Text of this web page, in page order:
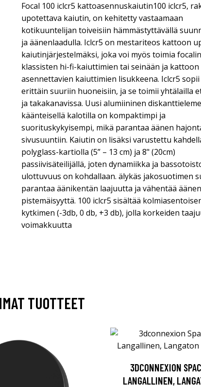
Focal 100 iclcr5 kattoasennuskaiutin100 iclcr5,
upotettava kaiutin, on kehitetty vastaamaan
kotikuuntelijan toiveisiin hämmästyttävällä
ja äänenlaadulla. Iclcr5 on mestariteos kattoon
kaiutinjärjestelmäksi, joka voi myös toimia focalin
klassisten hi-fi-kaiuttimien tai seinään ja kattoon
asennettavien kaiuttimien lisukkeena. Iclcr5 sopii
erittäin suuriin huoneisiin, ja se toimii yhtälailla
ja takakanavissa. Uusi alumiininen
käänteisellä kalotilla on kompaktimpi ja
suorituskykyisempi, mikä parantaa äänen
sivusuuntiin. Kaiutin on lisäksi varustettu
polyglass-kartiolla (5” – 13 cm) ja 8" (20cm)
passiivisäteilijällä, joten dynamiikka ja
ulottuvuus on kohdallaan. älykäs jakosuotimen
parantaa äänikentän laajuutta ja vähentää
pistemäisyyttä. 100 iclcr5 sisältää
kytkimen (-3db, 0 db, +3 db), jolla korkeiden
voimakkuutta
TUOTTEET
3DCONNEXION
LANGALLINEN,